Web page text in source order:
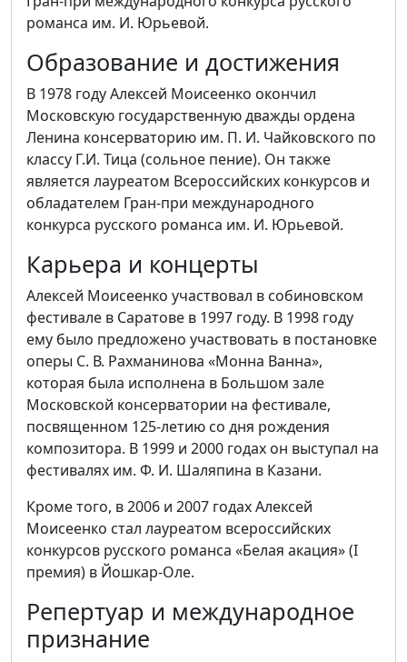
романса им. И. Юрьевой.
Образование и достижения
В 1978 году Алексей Моисеенко окончил
Московскую государственную дважды ордена
Ленина консерваторию им. П. И. Чайковского по
классу Г.И. Тица (сольное пение). Он также
является лауреатом Всероссийских конкурсов и
обладателем Гран-при международного
конкурса русского романса им. И. Юрьевой.
Карьера и концерты
Алексей Моисеенко участвовал в собиновском
фестивале в Саратове в 1997 году. В 1998 году
ему было предложено участвовать в постановке
оперы С. В. Рахманинова «Монна Ванна»,
которая была исполнена в Большом зале
Московской консерватории на фестивале,
посвященном 125-летию со дня рождения
композитора. В 1999 и 2000 годах он выступал на
фестивалях им. Ф. И. Шаляпина в Казани.
Кроме того, в 2006 и 2007 годах Алексей
Моисеенко стал лауреатом всероссийских
конкурсов русского романса «Белая акация» (I
премия) в Йошкар-Оле.
Репертуар и международное
признание